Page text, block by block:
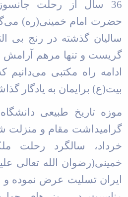
36 سال از رحلت
حضرت امام خمینی(ره)
سالیان گذشته در رنج بی
گریست و تنها مرهم آرامش
ادامه راه مکتبی می‌دانیم
بیت‌(ع) برایمان به یادگار
موزه تاریخ طبیعی
خرداد، سالگرد رحلت
خمینی(رضوان الله تعالی
ایران تسلیت عرض نموده و